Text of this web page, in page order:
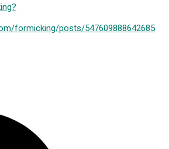
formicking/posts/547609888642685